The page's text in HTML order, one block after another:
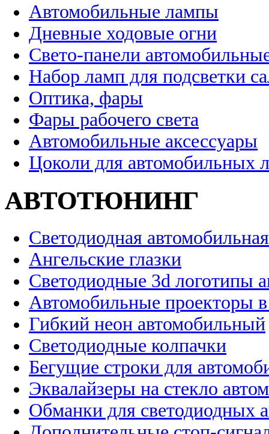
Автомобильные лампы
Дневные ходовые огни
Свето-панели
Набор ламп для подсветки
Оптика, фары
Фары рабочего света
Автомобильные аксессуары
Цоколи для автомобильных
АВТОТЮНИНГ
Светодиодная
Ангельские глазки
Светодиодные 3d логотипы
Автомобильные проекторы
Гибкий неон автомобильный
Светодиодные колпачки
Бегущие строки для
Эквалайзеры на стекло
Обманки для светодиодных